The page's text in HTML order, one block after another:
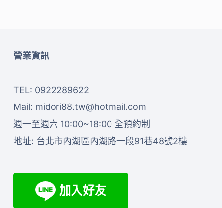
營業資訊
TEL: 0922289622
Mail: midori88.tw@hotmail.com
週一至週六 10:00~18:00 全預約制
地址: 台北市內湖區內湖路一段91巷48號2樓